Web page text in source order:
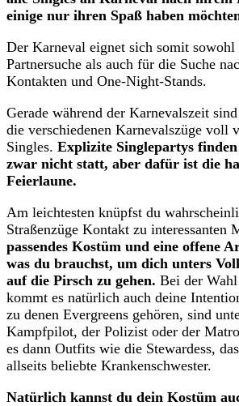
einige nur ihren Spaß haben
Der Karneval eignet sich somit
Partnersuche als auch für die Suche
Kontakten und One-Night-Stands.
Gerade während der Karnevalszeit
die verschiedenen Karnevalszüge
Singles. Explizite Singlepartys
zwar nicht statt, aber dafür ist die
Feierlaune.
Am leichtesten knüpfst du
Straßenzüge Kontakt zu interessanten
passendes Kostüm und eine offene
was du brauchst, um dich unters
auf die Pirsch zu gehen. Bei der
kommt es natürlich auch deine
zu denen Evergreens gehören, sind
Kampfpilot, der Polizist oder der
es dann Outfits wie die Stewardess,
allseits beliebte Krankenschwester.
Natürlich kannst du dein Kostüm